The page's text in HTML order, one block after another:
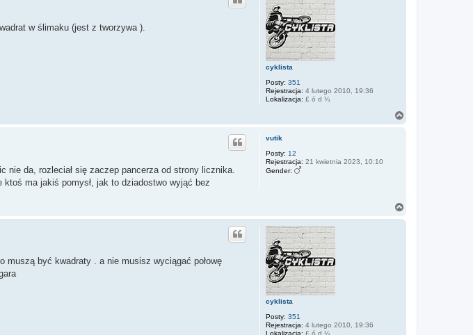
cyklista
Posty: 351
Rejestracja: 4 lutego 2010, 19:36
Lokalizacja: £ ó d ¼
w ślimaku (jest z tworzywa ).
vutik
Posty: 12
Rejestracja: 21 kwietnia 2023, 10:10
Gender:
nie da, rozleciał się zaczep pancerza od strony licznika.
ma jakiś pomysł, jak to dziadostwo wyjąć bez
cyklista
Posty: 351
Rejestracja: 4 lutego 2010, 19:36
Lokalizacja: £ ó d ¼
muszą być kwadraty . a nie musisz wyciągać połowę